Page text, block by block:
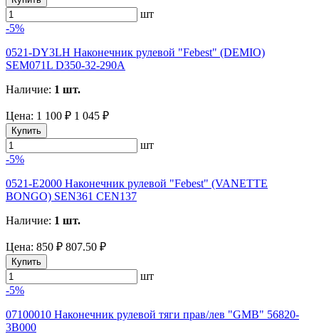
шт
-5%
0521-DY3LH Наконечник рулевой "Febest" (DEMIO)
SEM071L D350-32-290A
Наличие: 1 шт.
Цена: 1 100 ₽ 1 045 ₽
Купить
шт
-5%
0521-E2000 Наконечник рулевой "Febest" (VANETTE
BONGO) SEN361 CEN137
Наличие: 1 шт.
Цена: 850 ₽ 807.50 ₽
Купить
шт
-5%
07100010 Наконечник рулевой тяги прав/лев "GMB" 56820-
3B000